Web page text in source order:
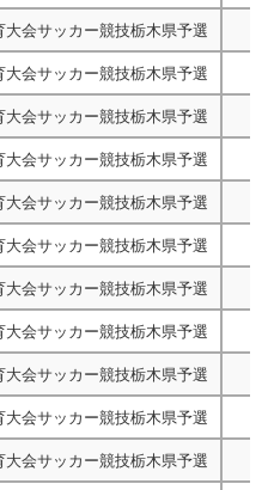
会サッカー競技栃木県予選
会サッカー競技栃木県予選
会サッカー競技栃木県予選
会サッカー競技栃木県予選
会サッカー競技栃木県予選
会サッカー競技栃木県予選
会サッカー競技栃木県予選
会サッカー競技栃木県予選
会サッカー競技栃木県予選
会サッカー競技栃木県予選
会サッカー競技栃木県予選